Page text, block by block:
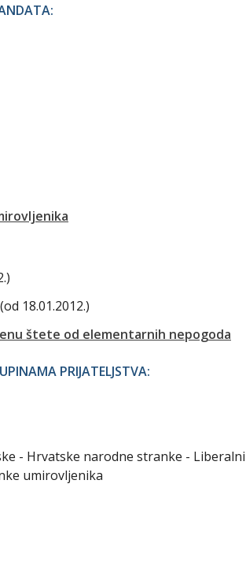
(od 18.01.2012.)
štete od elementarnih nepogoda
PRIJATELJSTVA:
- Hrvatske narodne stranke -
umirovljenika